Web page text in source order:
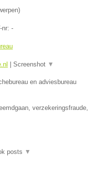
)
nr: -
Screenshot ▼
en adviesbureau
verzekeringsfraude,
posts ▼